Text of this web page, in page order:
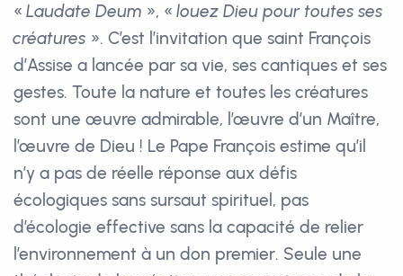
«Laudate Deum », «louez Dieu pour toutes ses
créatures ». C’est l’invitation que saint François
d’Assise a lancée par sa vie, ses cantiques et ses
gestes. Toute la nature et toutes les créatures
sont une œuvre admirable, l’œuvre d’un Maître,
l’œuvre de Dieu ! Le Pape François estime qu’il
n’y a pas de réelle réponse aux défis
écologiques sans sursaut spirituel, pas
d’écologie effective sans la capacité de relier
l’environnement à un don premier. Seule une